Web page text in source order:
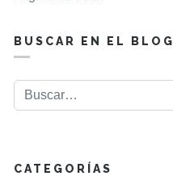
BUSCAR EN EL BLOG
Buscar
CATEGORÍAS